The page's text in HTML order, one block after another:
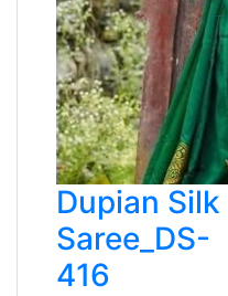
Dupian Silk
Saree_DS-
416